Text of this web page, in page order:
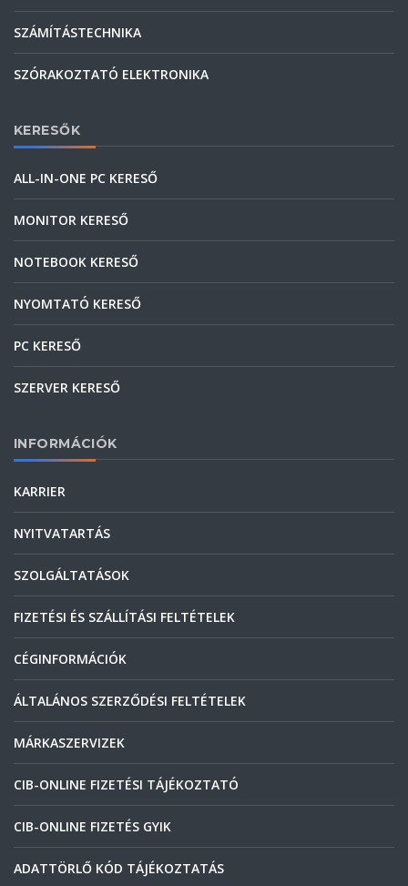
SZÁMÍTÁSTECHNIKA
SZÓRAKOZTATÓ ELEKTRONIKA
KERESŐK
ALL-IN-ONE PC KERESŐ
MONITOR KERESŐ
NOTEBOOK KERESŐ
NYOMTATÓ KERESŐ
PC KERESŐ
SZERVER KERESŐ
INFORMÁCIÓK
KARRIER
NYITVATARTÁS
SZOLGÁLTATÁSOK
FIZETÉSI ÉS SZÁLLÍTÁSI FELTÉTELEK
CÉGINFORMÁCIÓK
ÁLTALÁNOS SZERZŐDÉSI FELTÉTELEK
MÁRKASZERVIZEK
CIB-ONLINE FIZETÉSI TÁJÉKOZTATÓ
CIB-ONLINE FIZETÉS GYIK
ADATTÖRLŐ KÓD TÁJÉKOZTATÁS